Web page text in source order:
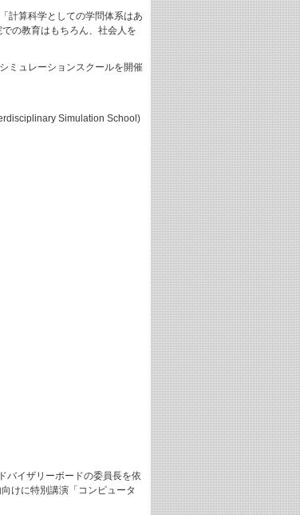
計算科学としての学問体系はあ
の教育はもちろん、社会人を
ミュレーションスクールを開催
Simulation School)
バイザリーボードの委員長を依
けに特別講演「コンピュータ